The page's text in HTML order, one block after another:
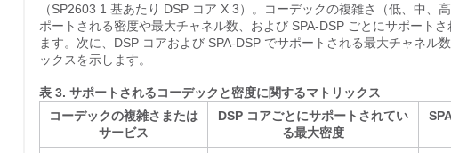
（SP2603 1 基あたり DSP コア X 3）。コーデックの複雑さ（低、中、
ポートされる密度や最大チャネル数、および SPA-DSP ごとにサポート
ます。次に、DSP コアおよび SPA-DSP でサポートされる最大チャネル
ックスを示します。
表 3. サポートされるコーデックと密度に関するマトリックス
コーデックの複雑さまたは
サービス
DSP コアごとにサポートされてい
る最大密度